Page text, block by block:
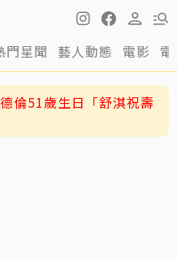
門星聞 藝人動態 電影
倫51歲生日「舒淇祝壽